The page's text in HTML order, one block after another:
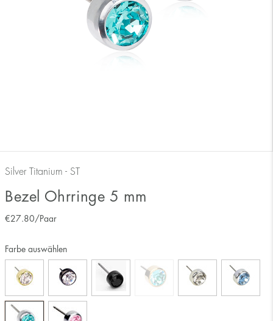
Silver Titanium - ST
Bezel Ohrringe 5 mm
€27.80 /Paar
Farbe auswählen